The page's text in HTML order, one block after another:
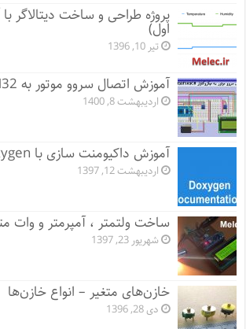
پروژه طراحی و ساخت دیتالاگر
اول)
تیر 10, 1396
آموزش اتصال سروو موتور به STM32
اردیبهشت 8, 1400
آموزش داکیومنت سازی با Doxygen
اردیبهشت 12, 1397
ساخت ولتمتر ، آمپرمتر و وات
شهریور 23, 1397
خازن‌های متغیر – انواع خازن‌ها
دی 28, 1396